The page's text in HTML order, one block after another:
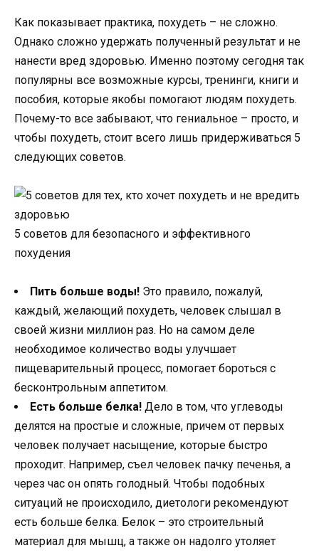
Как показывает практика, похудеть – не сложно.
Однако сложно удержать полученный результат и не
нанести вред здоровью. Именно поэтому сегодня так
популярны все возможные курсы, тренинги, книги и
пособия, которые якобы помогают людям похудеть.
Почему-то все забывают, что гениальное – просто, и
чтобы похудеть, стоит всего лишь придерживаться 5
следующих советов.
5 советов для безопасного и эффективного
похудения
Пить больше воды! Это правило, пожалуй,
каждый, желающий похудеть, человек слышал в
своей жизни миллион раз. Но на самом деле
необходимое количество воды улучшает
пищеварительный процесс, помогает бороться с
бесконтрольным аппетитом.
Есть больше белка! Дело в том, что углеводы
делятся на простые и сложные, причем от первых
человек получает насыщение, которые быстро
проходит. Например, съел человек пачку печенья, а
через час он опять голодный. Чтобы подобных
ситуаций не происходило, диетологи рекомендуют
есть больше белка. Белок – это строительный
материал для мышц, а также он надолго утоляет